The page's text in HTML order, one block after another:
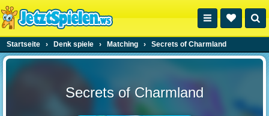
Startseite › Denk spiele › Matching › Secrets of Charmland
Secrets of Charmland